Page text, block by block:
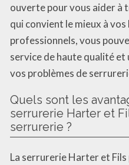
ouverte pour vous aider
qui convient le mieux à
professionnels, vous
service de haute qualité et
vos problèmes de
Quels sont les
serrurerie Harter et
serrurerie ?
La serrurerie Harter et